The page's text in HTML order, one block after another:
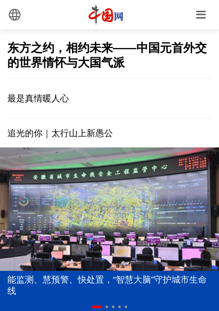
东方之约，相约未来——中国元首外交
的世界情怀与大国气派
最是真情暖人心
追光的你｜太行山上新愚公
能监测、慧预警、快处置，“智慧大脑”守护城市生命
线